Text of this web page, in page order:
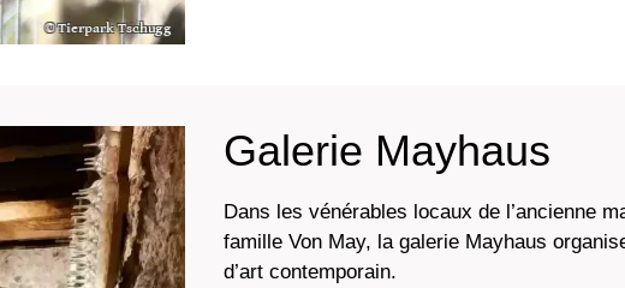
Galerie Mayhaus
Dans les vénérables locaux de l’ancienne
famille Von May, la galerie Mayhaus
d’art contemporain.